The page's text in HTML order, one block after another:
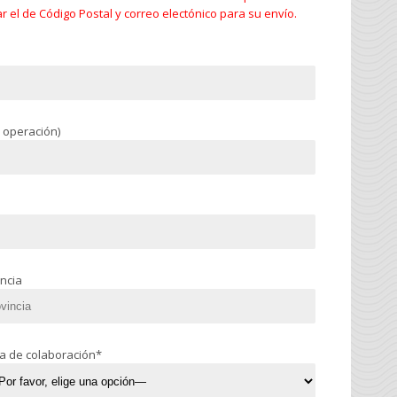
de Código Postal y correo electónico para su envío.
de colaboración*